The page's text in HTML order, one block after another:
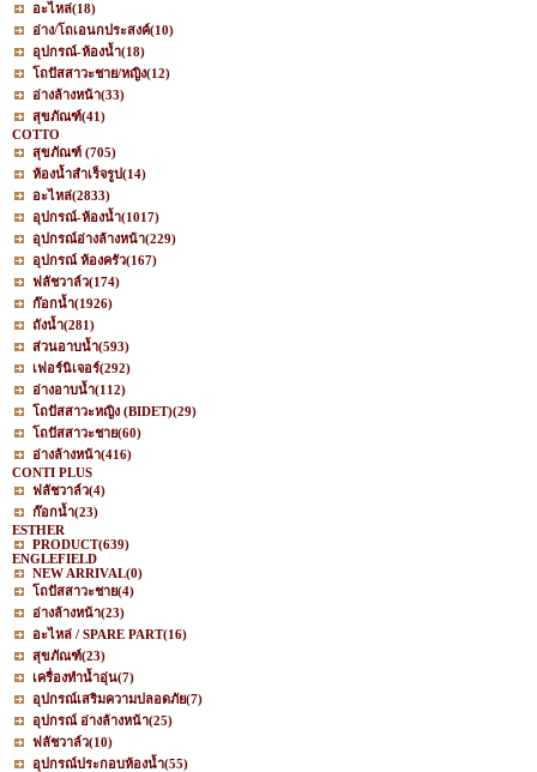
อะไหล่(18)
อ่าง/โถเอนกประสงค์(10)
อุปกรณ์-ห้องน้ำ(18)
โถปัสสาวะชาย/หญิง(12)
อ่างล้างหน้า(33)
สุขภัณฑ์(41)
COTTO
สุขภัณฑ์ (705)
ห้องน้ำสำเร็จรูป(14)
อะไหล่(2833)
อุปกรณ์-ห้องน้ำ(1017)
อุปกรณ์อ่างล้างหน้า(229)
อุปกรณ์ ห้องครัว(167)
ฟลัชวาล์ว(174)
ก๊อกน้ำ(1926)
ถังน้ำ(281)
ส่วนอาบน้ำ(593)
เฟอร์นิเจอร์(292)
อ่างอาบน้ำ(112)
โถปัสสาวะหญิง (BIDET)(29)
โถปัสสาวะชาย(60)
อ่างล้างหน้า(416)
CONTI PLUS
ฟลัชวาล์ว(4)
ก๊อกน้ำ(23)
ESTHER
PRODUCT(639)
ENGLEFIELD
NEW ARRIVAL(0)
โถปัสสาวะชาย(4)
อ่างล้างหน้า(23)
อะไหล่ / SPARE PART(16)
สุขภัณฑ์(23)
เครื่องทำน้ำอุ่น(7)
อุปกรณ์เสริมความปลอดภัย(7)
อุปกรณ์ อ่างล้างหน้า(25)
ฟลัชวาล์ว(10)
อุปกรณ์ประกอบห้องน้ำ(55)